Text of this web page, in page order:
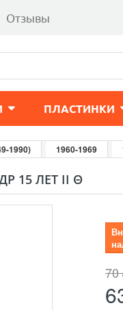
Отзывы
ПЛАСТИНКИ
1990) 1960-1969
15 ЛЕТ II Θ
70